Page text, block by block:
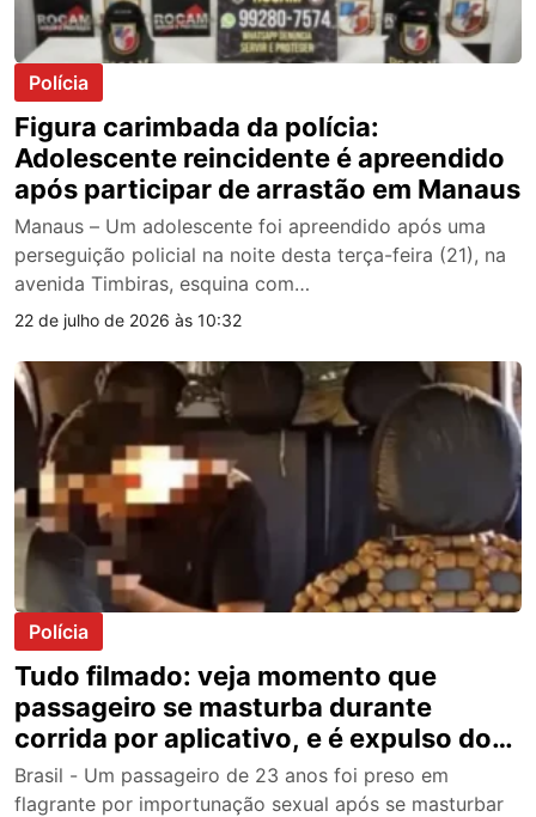
Polícia
Figura carimbada da polícia:
Adolescente reincidente é apreendido
após participar de arrastão em Manaus
Manaus – Um adolescente foi apreendido após uma
perseguição policial na noite desta terça-feira (21), na
avenida Timbiras, esquina com…
22 de julho de 2026 às 10:32
Polícia
Tudo filmado: veja momento que
passageiro se masturba durante
corrida por aplicativo, e é expulso do
carro por motorista
Brasil - Um passageiro de 23 anos foi preso em
flagrante por importunação sexual após se masturbar